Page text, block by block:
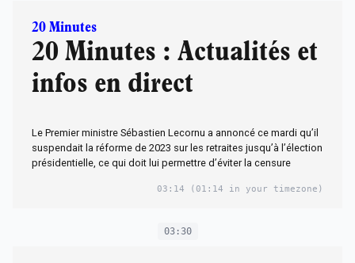
20 Minutes
20 Minutes : Actualités et
infos en direct
Le Premier ministre Sébastien Lecornu a annoncé ce mardi qu’il
suspendait la réforme de 2023 sur les retraites jusqu’à l’élection
présidentielle, ce qui doit lui permettre d’éviter la censure
03:14 (01:14 in your timezone)
03:30